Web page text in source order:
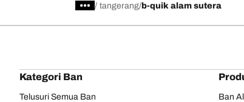
/ tangerang b-quik alam sutera
Kategori Ban
Telusuri Semua Ban
Ban